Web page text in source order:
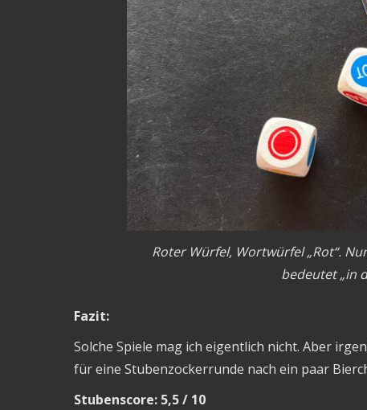
Roter Würfel, Wortwürfel „Rot“.
bedeutet „in
Fazit:
Solche Spiele mag ich eigentlich nicht. Aber
für eine Stubenzockerrunde nach ein paar
Stubenscore: 5,5 / 10